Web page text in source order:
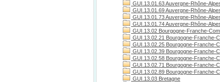
GUI.13.01.63 Auvergne-Rhône-
GUI.13.01.69 Auvergne-Rhône-
GUI.13.01.73 Auvergne-Rhône-
GUI.13.01.74 Auvergne-Rhône-
GUI.13.02 Bourgogne-Franche-
GUI.13.02.21 Bourgogne-Franche-
GUI.13.02.25 Bourgogne-Franche-
GUI.13.02.39 Bourgogne-Franche-
GUI.13.02.58 Bourgogne-Franche-
GUI.13.02.71 Bourgogne-Franche-
GUI.13.02.89 Bourgogne-Franche-
GUI.13.03 Bretagne